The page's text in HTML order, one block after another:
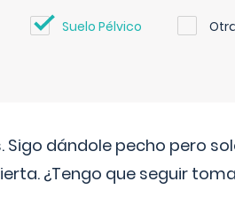
Suelo Pélvico
Sigo dándole pecho pero
¿Tengo que seguir